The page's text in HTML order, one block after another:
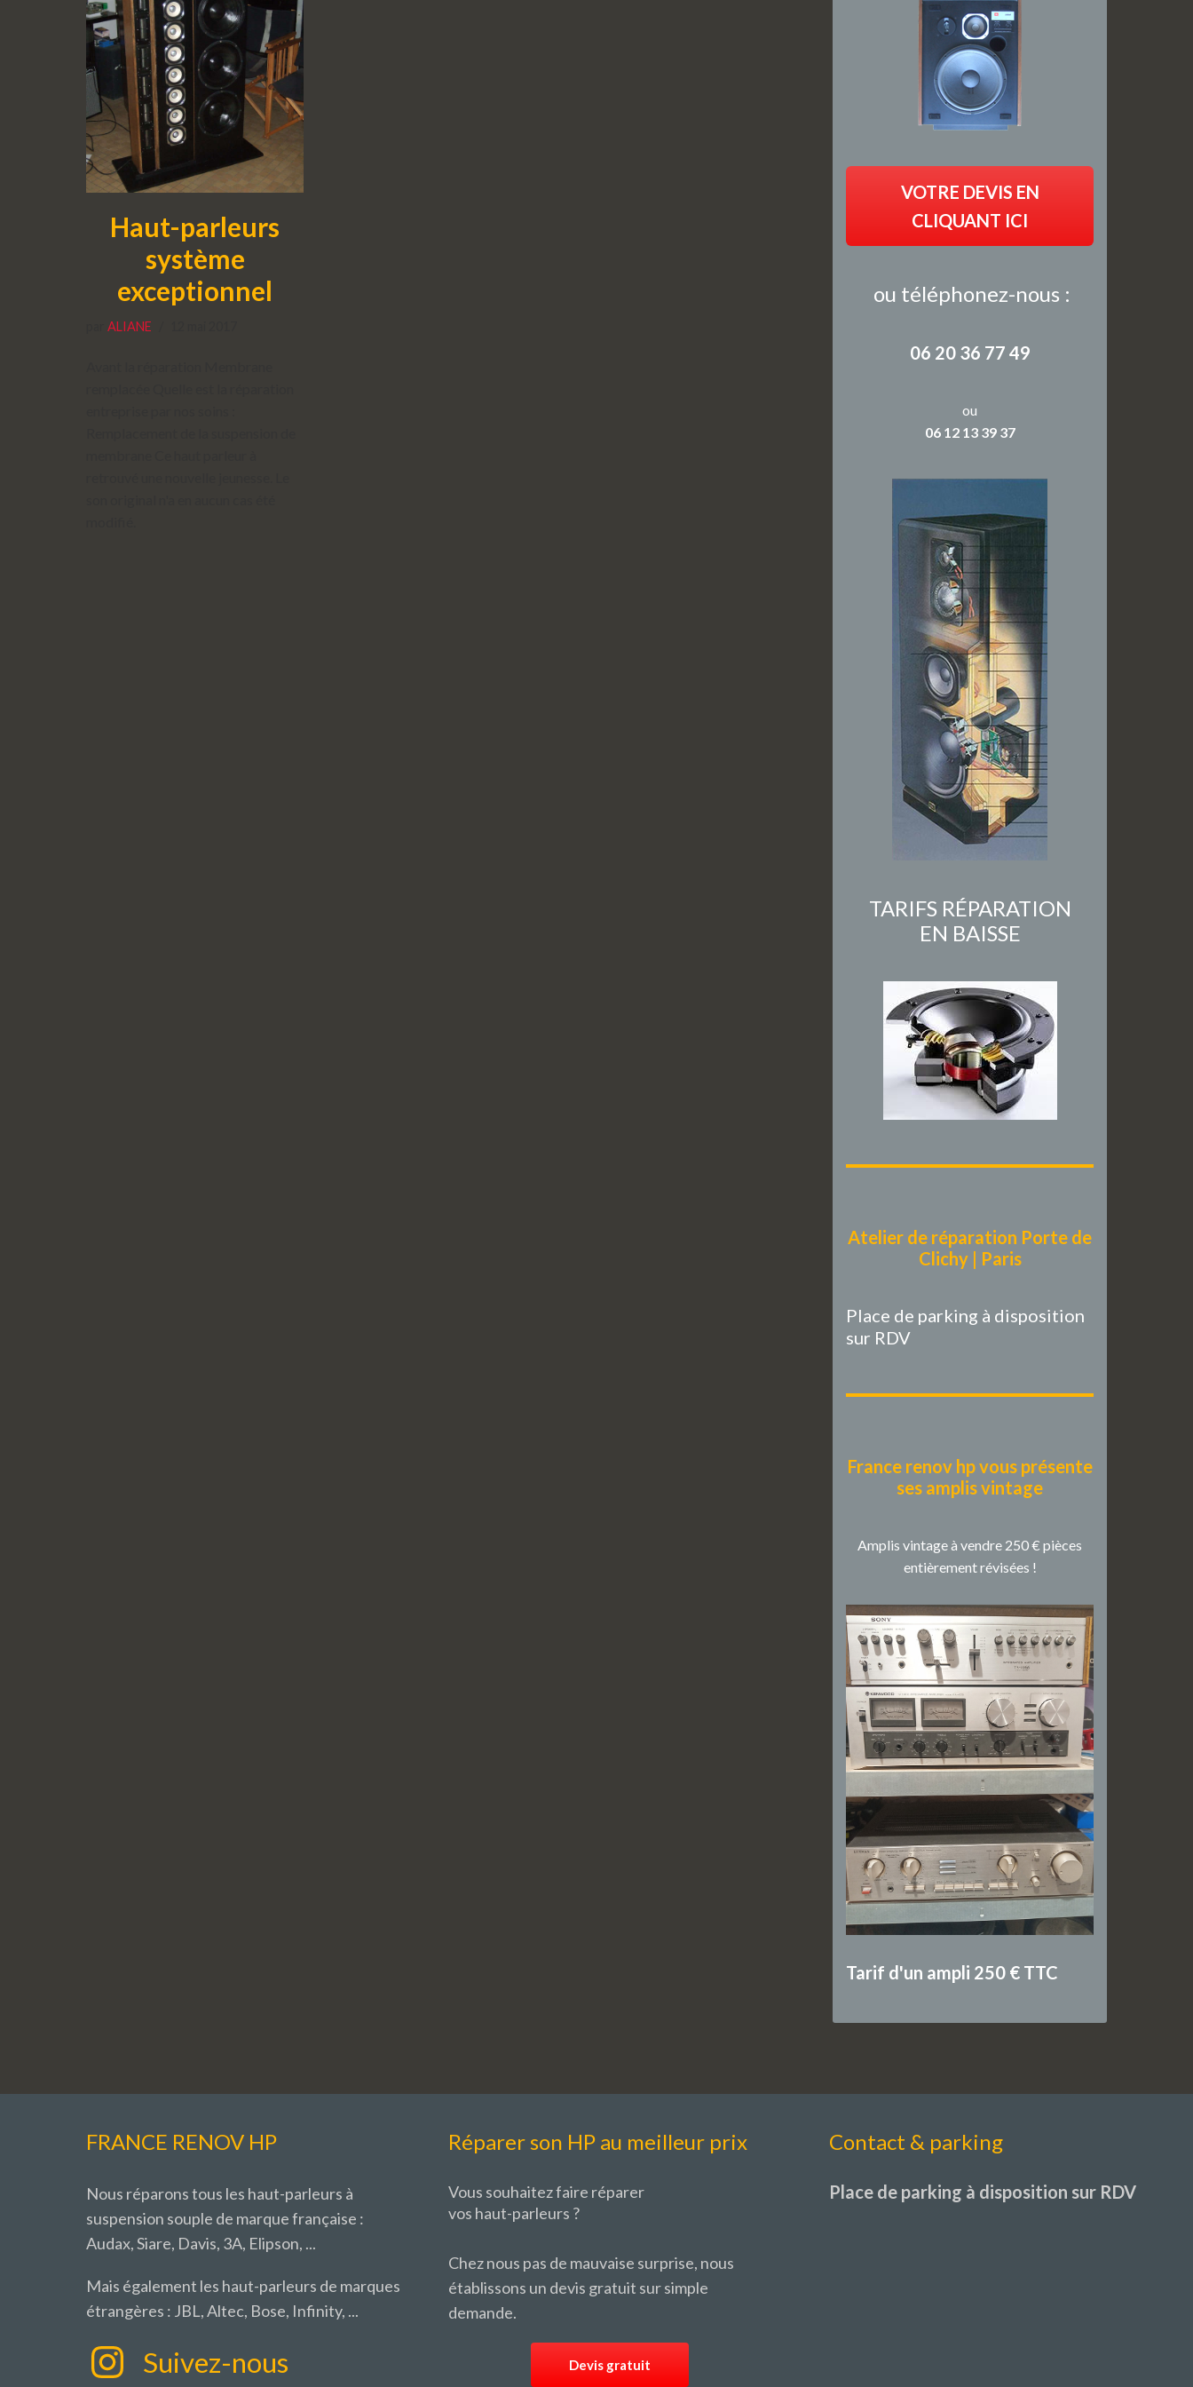
Haut-parleurs
système
exceptionnel
ALIANE
VOTRE DEVIS EN
CLIQUANT ICI
ou téléphonez-nous :
06 20 36 77 49
ou
06 12 13 39 37
TARIFS RÉPARATION
EN BAISSE
Atelier de réparation Porte de
Clichy | Paris
Place de parking à disposition
sur RDV
France renov hp vous présente
ses amplis vintage
Amplis vintage à vendre 250 € pièces
entièrement révisées !
Tarif d'un ampli 250 € TTC
FRANCE RENOV HP
Nous réparons tous les haut-parleurs à
suspension souple de marque française :
Audax, Siare, Davis, 3A, Elipson, ...
Mais également les haut-parleurs de marques
étrangères : JBL, Altec, Bose, Infinity, ...
Suivez-nous
Réparer son HP au meilleur prix
Vous souhaitez faire réparer
vos haut-parleurs ?
Chez nous pas de mauvaise surprise, nous
établissons un devis gratuit sur simple
demande.
Devis gratuit
Contact & parking
Place de parking à disposition sur RDV